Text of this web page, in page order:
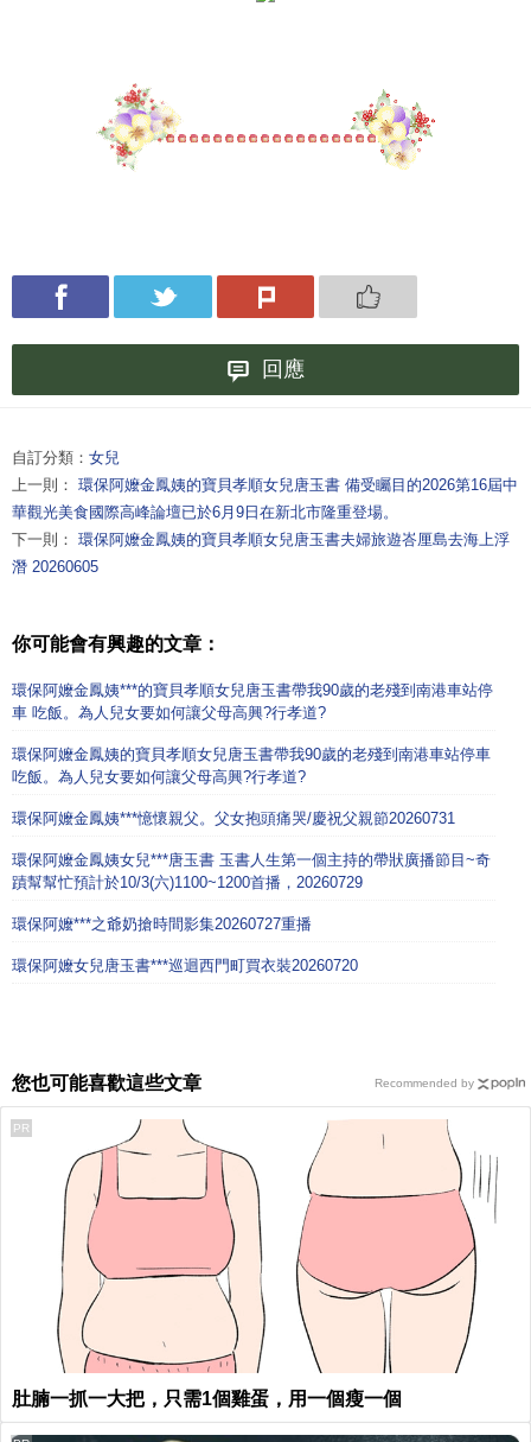
回應
自訂分類： 女兒
上一則： 環保阿嬤金鳳姨的寶貝孝順女兒唐玉書 備受矚目的2026第16屆中
華觀光美食國際高峰論壇已於6月9日在新北市隆重登場。
下一則： 環保阿嬤金鳳姨的寶貝孝順女兒唐玉書夫婦旅遊峇厘島去海上浮
潛 20260605
你可能會有興趣的文章：
環保阿嬤金鳳姨***的寶貝孝順女兒唐玉書帶我90歲的老殘到南港車站停
車 吃飯。為人兒女要如何讓父母高興?行孝道?
環保阿嬤金鳳姨的寶貝孝順女兒唐玉書帶我90歲的老殘到南港車站停車
吃飯。為人兒女要如何讓父母高興?行孝道?
環保阿嬤金鳳姨***憶懷親父。父女抱頭痛哭/慶祝父親節20260731
環保阿嬤金鳳姨女兒***唐玉書 玉書人生第一個主持的帶狀廣播節目~奇
蹟幫幫忙預計於10/3(六)1100~1200首播，20260729
環保阿嬤***之爺奶搶時間影集20260727重播
環保阿嬤女兒唐玉書***巡迴西門町買衣裝20260720
您也可能喜歡這些文章
肚腩一抓一大把，只需1個雞蛋，用一個瘦一個
PR
Recommended by